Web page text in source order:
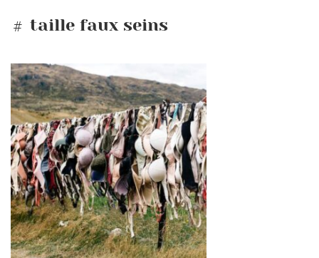
taille faux seins